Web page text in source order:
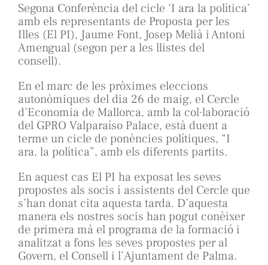
Segona Conferència del cicle ‘I ara la política’
amb els representants de Proposta per les
Illes (El PI), Jaume Font, Josep Melià i Antoni
Amengual (segon per a les llistes del
consell).
En el marc de les pròximes eleccions
autonòmiques del dia 26 de maig, el Cercle
d’Economia de Mallorca, amb la col·laboració
del GPRO Valparaíso Palace, està duent a
terme un cicle de ponències polítiques, “I
ara, la política”, amb els diferents partits.
En aquest cas El PI ha exposat les seves
propostes als socis i assistents del Cercle que
s’han donat cita aquesta tarda. D’aquesta
manera els nostres socis han pogut conèixer
de primera mà el programa de la formació i
analitzat a fons les seves propostes per al
Govern, el Consell i l’Ajuntament de Palma.